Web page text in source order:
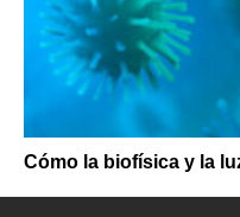
Cómo la biofísica y la